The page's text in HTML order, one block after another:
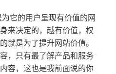
它的用户呈现有价值的网
来决定的，越有价值，权
就是为了提升网站价值。
，只有最了解产品和服务
容，这也是我前面说的你